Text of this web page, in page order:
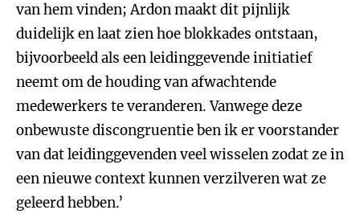
van hem vinden; Ardon maakt dit pijnlijk
duidelijk en laat zien hoe blokkades ontstaan,
bijvoorbeeld als een leidinggevende initiatief
neemt om de houding van afwachtende
medewerkers te veranderen. Vanwege deze
onbewuste discongruentie ben ik er voorstander
van dat leidinggevenden veel wisselen zodat ze in
een nieuwe context kunnen verzilveren wat ze
geleerd hebben.’